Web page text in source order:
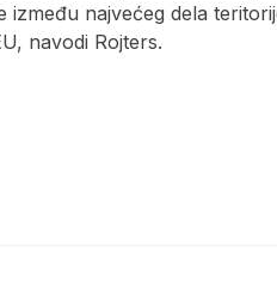
najvećeg dela
navodi Rojters.